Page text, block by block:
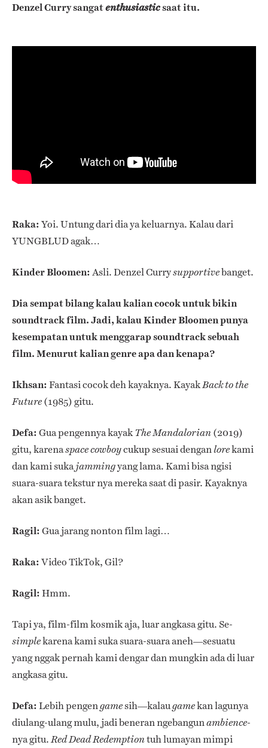
Denzel Curry sangatenthusiasticsaat itu.
Raka: Yoi. Untung dari dia ya keluarnya. Kalau dari
YUNGBLUD agak…
Kinder Bloomen: Asli. Denzel Currysupportivebanget.
Dia sempat bilang kalau kalian cocok untuk bikin
soundtrack film. Jadi, kalau Kinder Bloomen punya
kesempatan untuk menggarap soundtrack sebuah
film. Menurut kalian genre apa dan kenapa?
Ikhsan: Fantasi cocok deh kayaknya. Kayak Back to the
Future (1985)gitu.
Defa: Gua pengennya kayakThe Mandalorian (2019)
gitu, karenaspace cowboycukup sesuai denganlorekami
dan kami sukajammingyang lama. Kami bisa ngisi
suara-suara tekstur nya mereka saat di pasir. Kayaknya
akan asik banget.
Ragil: Gua jarang nonton film lagi…
Raka: Video TikTok, Gil?
Ragil: Hmm.
Tapi ya, film-film kosmik aja, luar angkasa gitu. Se-
simplekarena kami suka suara-suara aneh—sesuatu
yang nggak pernah kami dengar dan mungkin ada di luar
angkasa gitu.
Defa: Lebih pengengamesih—kalaugamekan lagunya
diulang-ulang mulu, jadi beneran ngebangunambience-
nya gitu.Red Dead Redemptiontuh lumayan mimpi